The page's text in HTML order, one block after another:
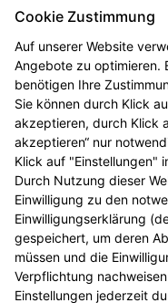
Zur Zeit erstellen wir
Cookie Zustimmung
Auf unserer Website
Angebote zu optimieren.
benötigen Ihre
Sie können durch Klick
akzeptieren, durch Klick
akzeptieren“ nur
Klick auf "Einstellungen"
Durch Nutzung dieser
Einwilligung zu den
Einwilligungserklärung
gespeichert, um deren
müssen und die
Verpflichtung
Einstellungen jederzeit